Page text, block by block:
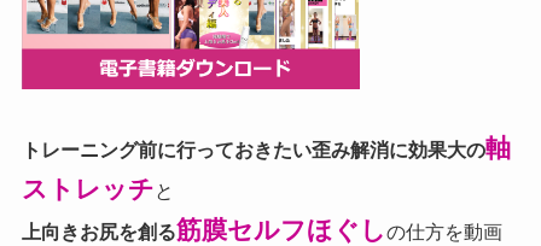
トレーニング前に行っておきたい歪み解消に効果大の軸
ストレッチ と
上向きお尻を創る筋膜セルフほぐしの仕方を動画